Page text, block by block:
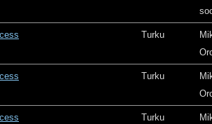
Turku
Turku
Turku